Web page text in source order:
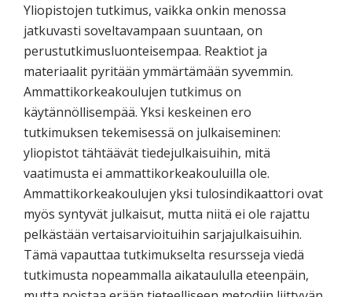
Yliopistojen tutkimus, vaikka onkin menossa
jatkuvasti soveltavampaan suuntaan, on
perustutkimusluonteisempaa. Reaktiot ja
materiaalit pyritään ymmärtämään syvemmin.
Ammattikorkeakoulujen tutkimus on
käytännöllisempää. Yksi keskeinen ero
tutkimuksen tekemisessä on julkaiseminen:
yliopistot tähtäävät tiedejulkaisuihin, mitä
vaatimusta ei ammattikorkeakouluilla ole.
Ammattikorkeakoulujen yksi tulosindikaattori ovat
myös syntyvät julkaisut, mutta niitä ei ole rajattu
pelkästään vertaisarvioituihin sarjajulkaisuihin.
Tämä vapauttaa tutkimukselta resursseja viedä
tutkimusta nopeammalla aikataululla eteenpäin,